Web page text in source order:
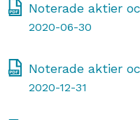
Noterade aktier
2020-06-30
Noterade aktier
2020-12-31